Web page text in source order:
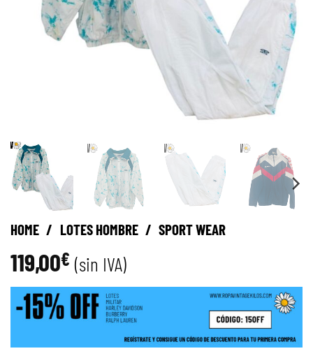
HOME / LOTES HOMBRE / SPORT WEAR
119,00€ (sin IVA)